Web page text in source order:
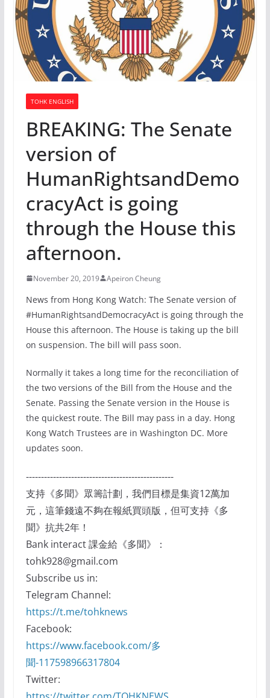
TOHK ENGLISH
BREAKING: The Senate
version of
HumanRightsandDemo
cracyAct is going
through the House this
afternoon.
November 20, 2019 Apeiron Cheung
News from Hong Kong Watch: The Senate version of
#HumanRightsandDemocracyAct is going through the
House this afternoon. The House is taking up the bill
on suspension. The bill will pass soon.
Normally it takes a long time for the reconciliation of
the two versions of the Bill from the House and the
Senate. Passing the Senate version in the House is
the quickest route. The Bill may pass in a day. Hong
Kong Watch Trustees are in Washington DC. More
updates soon.
-------------------------------------------------
支持《多聞》眾籌計劃，我們目標是集資12萬加
元，這筆錢遠不夠在報紙買頭版，但可支持《多
聞》抗共2年！
Bank interact 課金給《多聞》：
tohk928@gmail.com
Subscribe us in:
Telegram Channel:
https://t.me/tohknews
Facebook:
https://www.facebook.com/多
聞-117598966317804
Twitter: